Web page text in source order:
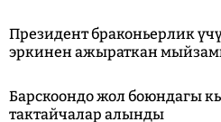
Президент браконьерлик
эркинен ажыраткан
Барскоондо жол боюндагы
тактайчалар алынды